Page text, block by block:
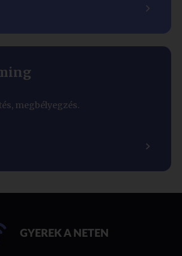
megbélyegzés.
GYEREK A NETEN